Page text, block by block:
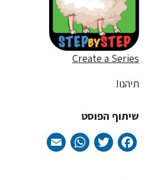
Create a Series
תיהנו!
שיתוף הפוסט
Facebook
Twitter
WhatsApp